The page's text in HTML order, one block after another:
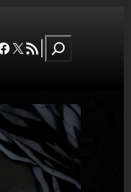
X RSS FeedSzukaj